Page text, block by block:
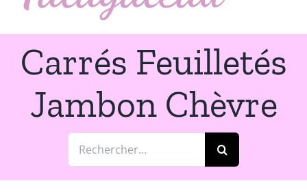
Carrés Feuilletés
Jambon Chèvre
Rechercher: